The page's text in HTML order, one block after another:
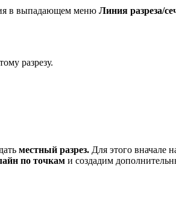
в выпадающем меню Линия разреза/
разрезу.
местный разрез. Для этого вначале
по точкам и создадим